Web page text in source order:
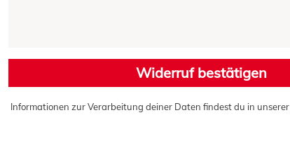
Widerruf bestätigen
Informationen zur Verarbeitung deiner Daten findest du in unserer